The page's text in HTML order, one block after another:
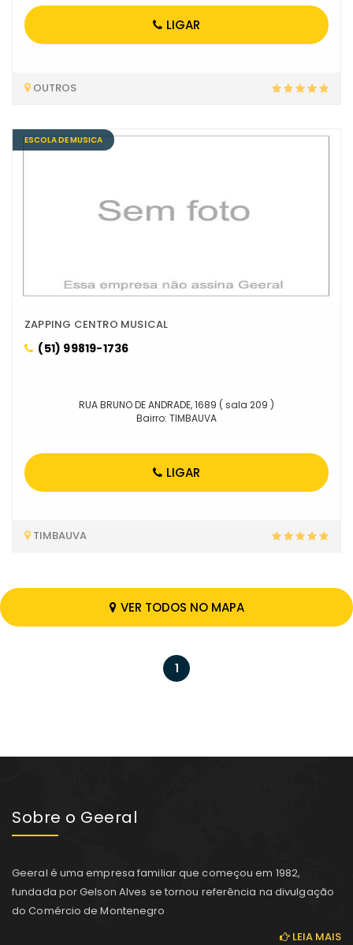
LIGAR
OUTROS
ESCOLA DE MUSICA
ZAPPING CENTRO MUSICAL
(51) 99819-1736
RUA BRUNO DE ANDRADE, 1689 ( sala 209 )
Bairro: TIMBAUVA
LIGAR
TIMBAUVA
VER TODOS NO MAPA
1
Sobre o Geeral
Geeral é uma empresa familiar que começou em 1982,
fundada por Gelson Alves se tornou referência na divulgação
do Comércio de Montenegro
LEIA MAIS